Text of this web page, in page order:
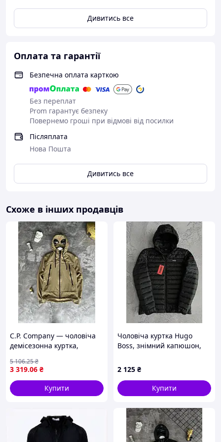
термобілизною та утепленими черевиками Коротко:
Чоловіча пухова куртка Columbia Sheerdown — це
поєднання легкості, тепла та сучасного дизайну. Вона
активного відпочинку та щоденного носіння.
Дивитись все
Оплата та гарантії
Безпечна оплата карткою
Без переплат
Prom гарантує безпеку
Повернемо гроші при відмові від посилки
Післяплата
Нова Пошта
Дивитись все
Схоже в інших продавців
C.P. Company — чоловіча
демісезонна куртка,
осінь, виробництво
Туреччина
3 319.06 ₴
5 106.25₴
Купити
Чоловіча куртка Hugo
Boss, знімний капюшон,
демісезон, Туреччина
2 125 ₴
Купити